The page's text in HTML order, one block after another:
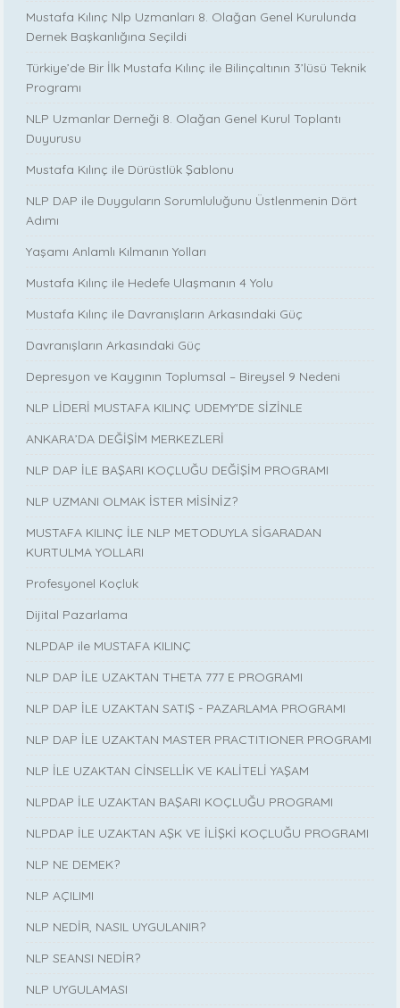
Mustafa Kılınç Nlp Uzmanları 8. Olağan Genel Kurulunda
Dernek Başkanlığına Seçildi
Türkiye’de Bir İlk Mustafa Kılınç ile Bilinçaltının 3’lüsü Teknik
Programı
NLP Uzmanlar Derneği 8. Olağan Genel Kurul Toplantı
Duyurusu
Mustafa Kılınç ile Dürüstlük Şablonu
NLP DAP ile Duyguların Sorumluluğunu Üstlenmenin Dört
Adımı
Yaşamı Anlamlı Kılmanın Yolları
Mustafa Kılınç ile Hedefe Ulaşmanın 4 Yolu
Mustafa Kılınç ile Davranışların Arkasındaki Güç
Davranışların Arkasındaki Güç
Depresyon ve Kaygının Toplumsal – Bireysel 9 Nedeni
NLP LİDERİ MUSTAFA KILINÇ UDEMY'DE SİZİNLE
ANKARA’DA DEĞİŞİM MERKEZLERİ
NLP DAP İLE BAŞARI KOÇLUĞU DEĞİŞİM PROGRAMI
NLP UZMANI OLMAK İSTER MİSİNİZ?
MUSTAFA KILINÇ İLE NLP METODUYLA SİGARADAN
KURTULMA YOLLARI
Profesyonel Koçluk
Dijital Pazarlama
NLPDAP ile MUSTAFA KILINÇ
NLP DAP İLE UZAKTAN THETA 777 E PROGRAMI
NLP DAP İLE UZAKTAN SATIŞ - PAZARLAMA PROGRAMI
NLP DAP İLE UZAKTAN MASTER PRACTITIONER PROGRAMI
NLP İLE UZAKTAN CİNSELLİK VE KALİTELİ YAŞAM
NLPDAP İLE UZAKTAN BAŞARI KOÇLUĞU PROGRAMI
NLPDAP İLE UZAKTAN AŞK VE İLİŞKİ KOÇLUĞU PROGRAMI
NLP NE DEMEK?
NLP AÇILIMI
NLP NEDİR, NASIL UYGULANIR?
NLP SEANSI NEDİR?
NLP UYGULAMASI